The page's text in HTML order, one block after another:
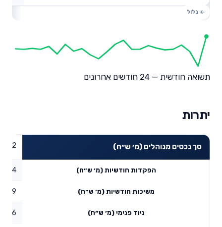
תשואה חודשית — 24 חודשים אחרונים
יתרות
סך נכסים מנוהלים (מ׳ ש״ח)
הפקדות חודשיות (מ׳ ש״ח)
משיכות חודשיות (מ׳ ש״ח)
ניוד פנימי (מ׳ ש״ח) 15.16